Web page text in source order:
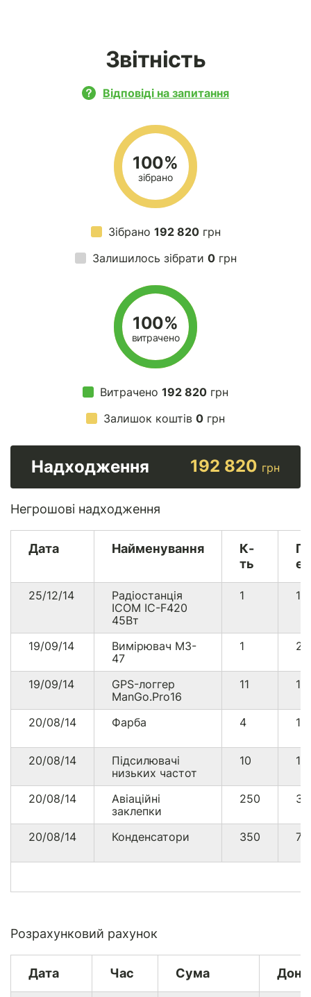
Звітність
Відповіді на запитання
100%
зібрано
Зібрано 192 820грн
Залишилось зібрати 0грн
100%
витрачено
Витрачено 192 820 грн
Залишок коштів 0 грн
Надходження 192 820 грн
Негрошові надходження
Дата Найменування
К-
ть
25/12/14
Радіостанція
ICOM IC-F420
45Вт
1
19/09/14
Вимірювач М3-
47
1
19/09/14
GPS-логгер
ManGo.Pro16
11
20/08/14 Фарба 4
20/08/14
Підсилювачі
низьких частот
10
20/08/14
Авіаційні
заклепки
250
20/08/14 Конденсатори 350
Розрахунковий рахунок
Дата Час Сума